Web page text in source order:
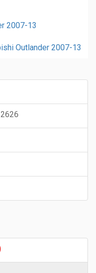
2007-13
Outlander 2007-13